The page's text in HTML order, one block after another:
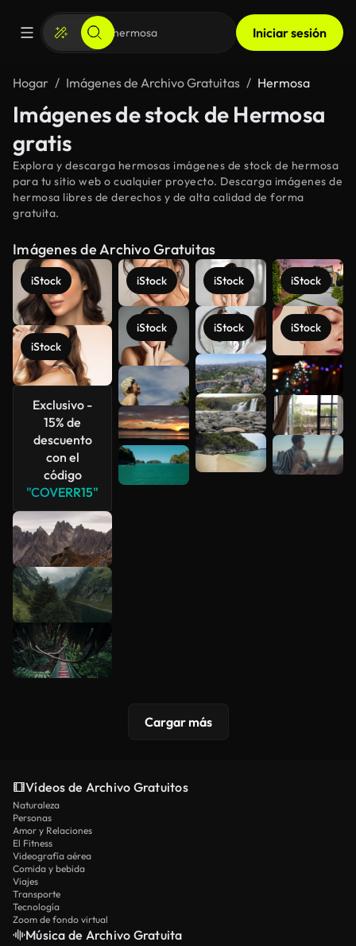
Iniciar sesión
Hogar Imágenes de Archivo Gratuitas Hermosa
Imágenes de stock de Hermosa
gratis
Explora y descarga hermosas imágenes de stock de hermosa
para tu sitio web o cualquier proyecto. Descarga imágenes de
hermosa libres de derechos y de alta calidad de forma
gratuita.
Imágenes de Archivo Gratuitas
iStock
iStock
Exclusivo -
15% de
descuento
con el
código
"COVERR15"
iStock
iStock
iStock
iStock
iStock
iStock
Ver más
Cargar más
Vídeos de Archivo Gratuitos
Naturaleza
Personas
Amor y Relaciones
El Fitness
Videografía aérea
Comida y bebida
Viajes
Transporte
Tecnología
Zoom de fondo virtual
Música de Archivo Gratuita